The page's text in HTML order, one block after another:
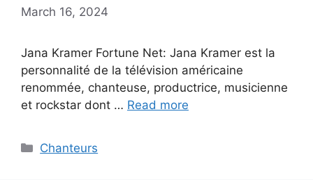
March 16, 2024
Jana Kramer Fortune Net: Jana Kramer est la
personnalité de la télévision américaine
renommée, chanteuse, productrice, musicienne
et rockstar dont … Read more
Categories
Chanteurs